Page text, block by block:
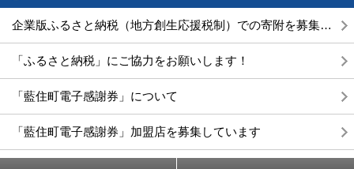
企業版ふるさと納税（地方創生応援税制）での寄附を募集します
「ふるさと納税」にご協力をお願いします！
「藍住町電子感謝券」について
「藍住町電子感謝券」加盟店を募集しています